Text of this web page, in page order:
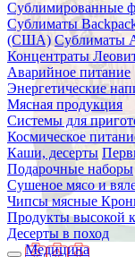
Сублимированные
Сублиматы
(США) Сублиматы
Концентраты
Аварийное питание
Энергетические
Мясная продукция
Системы для
Космическое
Каши, десерты
Подарочные наборы
Сушеное мясо и
Чипсы мясные
Продукты высокой
Десерты в поход
Медицина